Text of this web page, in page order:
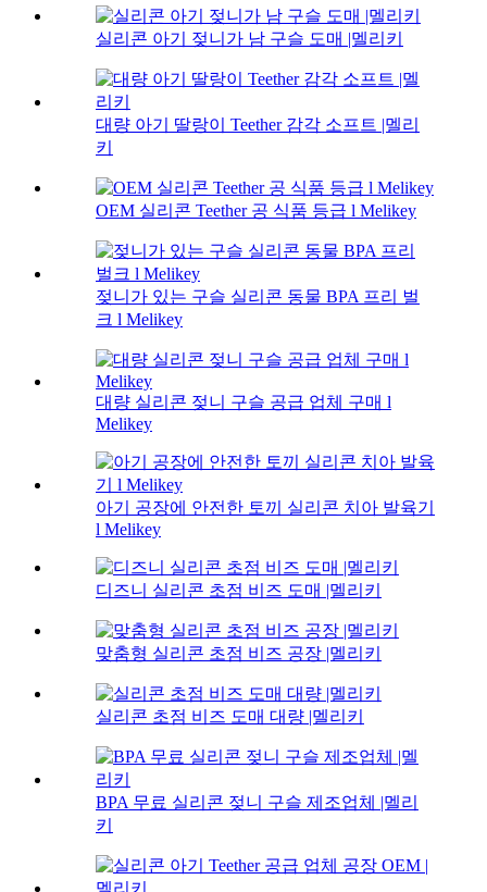
실리콘 아기 젖니가 남 구슬 도매 |멜리키
대량 아기 딸랑이 Teether 감각 소프트 |멜리
키
OEM 실리콘 Teether 공 식품 등급 l Melikey
젖니가 있는 구슬 실리콘 동물 BPA 프리 벌
크 l Melikey
대량 실리콘 젖니 구슬 공급 업체 구매 l
Melikey
아기 공장에 안전한 토끼 실리콘 치아 발육기
l Melikey
디즈니 실리콘 초점 비즈 도매 |멜리키
맞춤형 실리콘 초점 비즈 공장 |멜리키
실리콘 초점 비즈 도매 대량 |멜리키
BPA 무료 실리콘 젖니 구슬 제조업체 |멜리
키